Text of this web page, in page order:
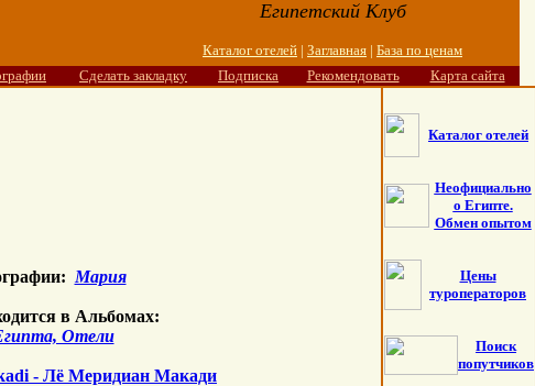
Египетский Клуб
Каталог отелей | Заглавная | База по ценам
Сделать закладку Подписка Рекомендовать Карта сайта
Мария
в Альбомах:
Отели
- Лё Меридиан Макади
Каталог отелей
Неофициально
о Египте.
Обмен опытом
Цены
туроператоров
Поиск
попутчиков